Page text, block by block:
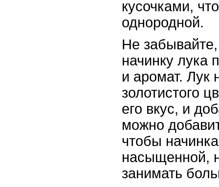
кусочками,
однородной.
Не
начинку лука
и аромат. Лук
золотистого
его вкус, и
можно
чтобы
насыщенной,
занимать